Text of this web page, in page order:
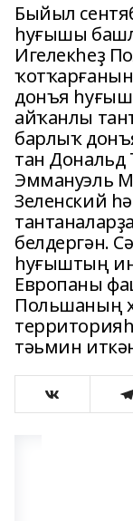
Быйыл
һуғышы
Игелекһеҙ
донъя
айҡанлы
барлыҡ
тан
Эммануэль
Зеленский
белдергән.
һуғыштың
Европаны
Польшаның
тәьмин